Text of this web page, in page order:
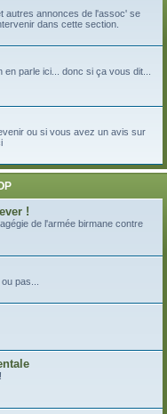
autres annonces de l'assoc' se
dans cette section.
parle ici... donc si ça vous dit...
ou si vous avez un avis sur
!
de l'armée birmane contre
pas...